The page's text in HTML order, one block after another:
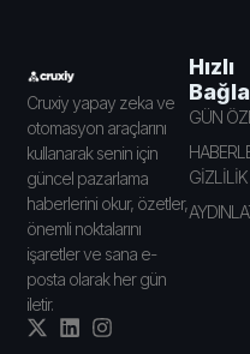
Cruxiy yapay zeka ve
otomasyon araçlarını
kullanarak senin için
güncel pazarlama
haberlerini okur, özetler,
önemli noktalarını
işaretler ve sana e-
posta olarak her gün
iletir.
Hızlı
GÜN